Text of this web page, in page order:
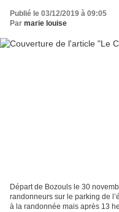
Publié le 03/12/2019 à 09:05
Par marie louise
Départ de Bozouls le 30
randonneurs sur le parking de
à la randonnée mais après 13